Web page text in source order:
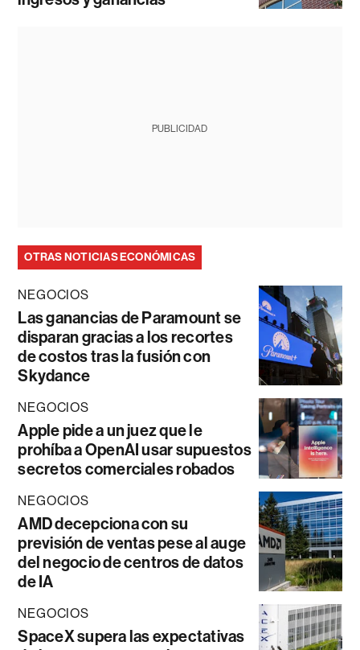
PUBLICIDAD
OTRAS NOTICIAS ECONÓMICAS
NEGOCIOS
Las ganancias de Paramount se
disparan gracias a los recortes
de costos tras la fusión con
Skydance
NEGOCIOS
Apple pide a un juez que le
prohíba a OpenAI usar supuestos
secretos comerciales robados
NEGOCIOS
AMD decepciona con su
previsión de ventas pese al auge
del negocio de centros de datos
de IA
NEGOCIOS
SpaceX supera las expectativas